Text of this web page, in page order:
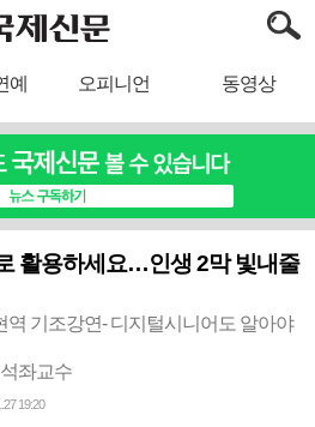
예 오피니언 동영상
활용하세요…인생 2막 빛내줄
역 기조강연- 디지털시니어도 알아야
좌교수
19:20